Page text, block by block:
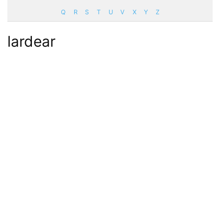
Q R S T U V X Y Z
lardear